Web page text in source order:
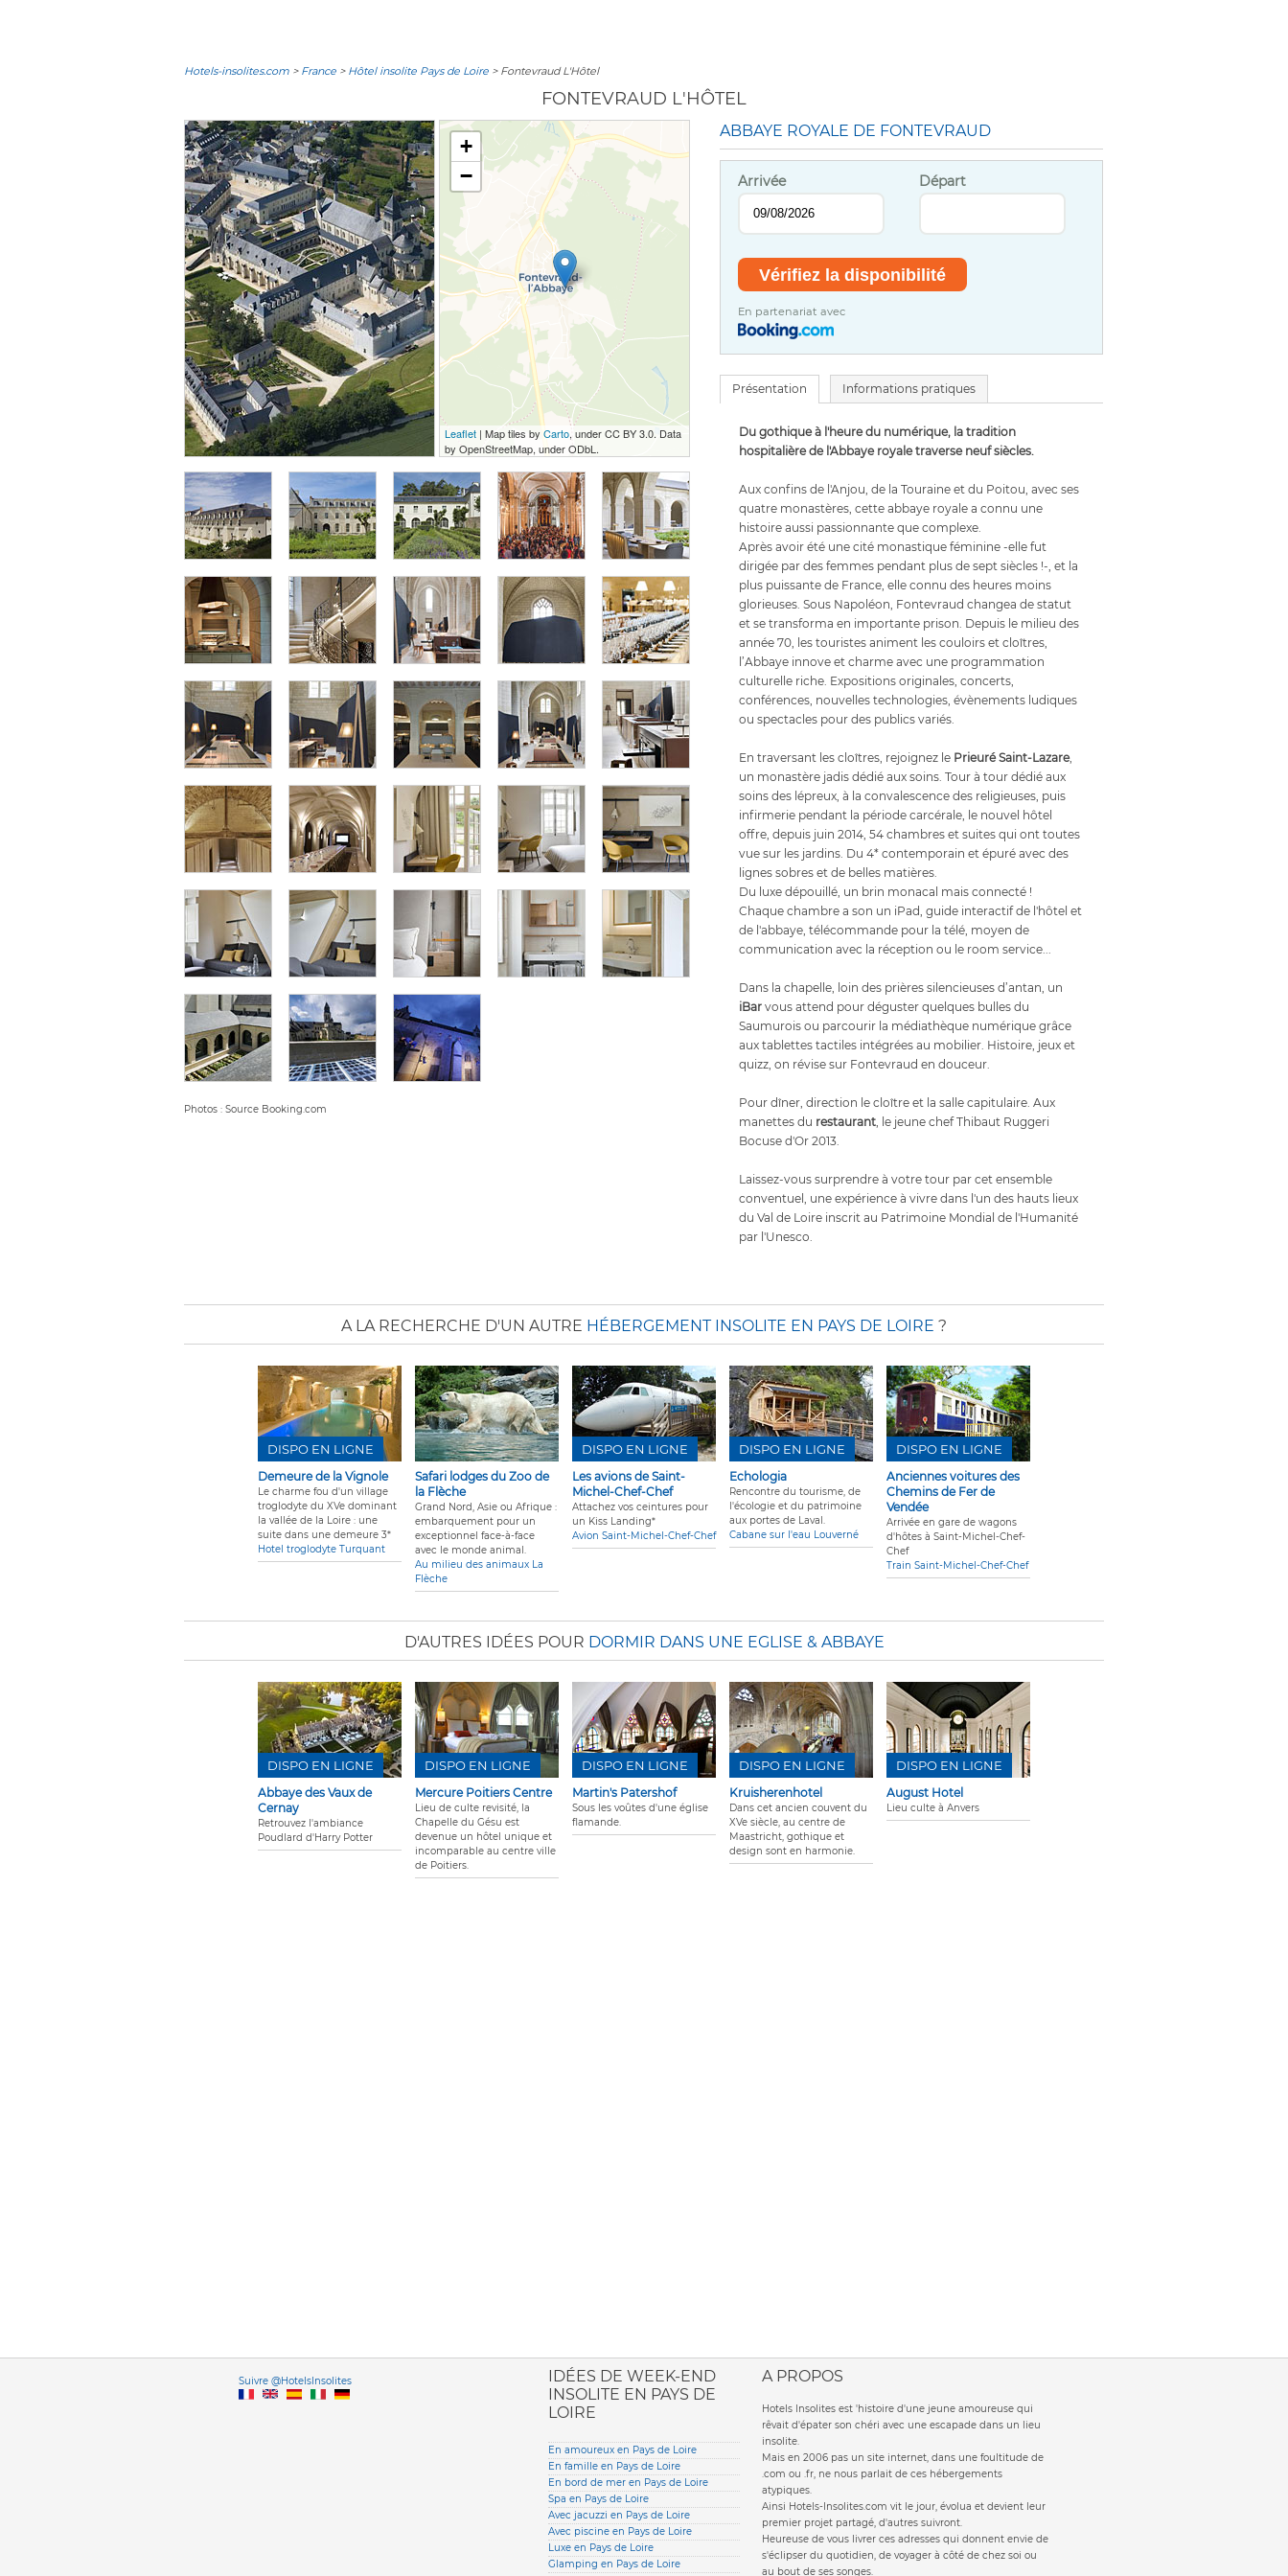
Hotels-insolites.com > France > Hôtel insolite Pays de Loire > Fontevraud L'Hôtel
FONTEVRAUD L'HÔTEL
+
−
Leaflet | Map tiles by Carto, under CC BY 3.0. Data
by OpenStreetMap, under ODbL.
Photos : Source Booking.com
ABBAYE ROYALE DE FONTEVRAUD
Arrivée Départ
En partenariat avec
Présentation Informations pratiques
Du gothique à l'heure du numérique, la tradition
hospitalière de l'Abbaye royale traverse neuf siècles.
Aux confins de l'Anjou, de la Touraine et du Poitou, avec ses
quatre monastères, cette abbaye royale a connu une
histoire aussi passionnante que complexe.
Après avoir été une cité monastique féminine -elle fut
dirigée par des femmes pendant plus de sept siècles !-, et la
plus puissante de France, elle connu des heures moins
glorieuses. Sous Napoléon, Fontevraud changea de statut
et se transforma en importante prison. Depuis le milieu des
année 70, les touristes animent les couloirs et cloîtres,
l’Abbaye innove et charme avec une programmation
culturelle riche. Expositions originales, concerts,
conférences, nouvelles technologies, évènements ludiques
ou spectacles pour des publics variés.
En traversant les cloîtres, rejoignez le Prieuré Saint-Lazare,
un monastère jadis dédié aux soins. Tour à tour dédié aux
soins des lépreux, à la convalescence des religieuses, puis
infirmerie pendant la période carcérale, le nouvel hôtel
offre, depuis juin 2014, 54 chambres et suites qui ont toutes
vue sur les jardins. Du 4* contemporain et épuré avec des
lignes sobres et de belles matières.
Du luxe dépouillé, un brin monacal mais connecté !
Chaque chambre a son un iPad, guide interactif de l'hôtel et
de l'abbaye, télécommande pour la télé, moyen de
communication avec la réception ou le room service...
Dans la chapelle, loin des prières silencieuses d’antan, un
iBar vous attend pour déguster quelques bulles du
Saumurois ou parcourir la médiathèque numérique grâce
aux tablettes tactiles intégrées au mobilier. Histoire, jeux et
quizz, on révise sur Fontevraud en douceur.
Pour dîner, direction le cloître et la salle capitulaire. Aux
manettes du restaurant, le jeune chef Thibaut Ruggeri
Bocuse d'Or 2013.
Laissez-vous surprendre à votre tour par cet ensemble
conventuel, une expérience à vivre dans l'un des hauts lieux
du Val de Loire inscrit au Patrimoine Mondial de l'Humanité
par l'Unesco.
A LA RECHERCHE D'UN AUTRE HÉBERGEMENT INSOLITE EN PAYS DE LOIRE ?
Demeure de la Vignole
Le charme fou d'un village
troglodyte du XVe dominant
la vallée de la Loire : une
suite dans une demeure 3*
Hotel troglodyte Turquant
DISPO EN LIGNE
Safari lodges du Zoo de
la Flèche
Grand Nord, Asie ou Afrique :
embarquement pour un
exceptionnel face-à-face
avec le monde animal.
Au milieu des animaux La
Flèche
Les avions de Saint-
Michel-Chef-Chef
Attachez vos ceintures pour
un Kiss Landing*
Avion Saint-Michel-Chef-Chef
DISPO EN LIGNE
Echologia
Rencontre du tourisme, de
l'écologie et du patrimoine
aux portes de Laval.
Cabane sur l'eau Louverné
DISPO EN LIGNE
Anciennes voitures des
Chemins de Fer de
Vendée
Arrivée en gare de wagons
d'hôtes à Saint-Michel-Chef-
Chef
Train Saint-Michel-Chef-Chef
DISPO EN LIGNE
D'AUTRES IDÉES POUR DORMIR DANS UNE EGLISE & ABBAYE
Abbaye des Vaux de
Cernay
Retrouvez l'ambiance
Poudlard d'Harry Potter
DISPO EN LIGNE
Mercure Poitiers Centre
Lieu de culte revisité, la
Chapelle du Gésu est
devenue un hôtel unique et
incomparable au centre ville
de Poitiers.
DISPO EN LIGNE
Martin's Patershof
Sous les voûtes d'une église
flamande.
DISPO EN LIGNE
Kruisherenhotel
Dans cet ancien couvent du
XVe siècle, au centre de
Maastricht, gothique et
design sont en harmonie.
DISPO EN LIGNE
August Hotel
Lieu culte à Anvers
DISPO EN LIGNE
Suivre @HotelsInsolitesVersione italiana
IDÉES DE WEEK-END
INSOLITE EN PAYS DE
LOIRE
En amoureux en Pays de Loire
En famille en Pays de Loire
En bord de mer en Pays de Loire
Spa en Pays de Loire
Avec jacuzzi en Pays de Loire
Avec piscine en Pays de Loire
Luxe en Pays de Loire
Glamping en Pays de Loire
A PROPOS
Hotels Insolites est 'histoire d'une jeune amoureuse qui
rêvait d'épater son chéri avec une escapade dans un lieu
insolite.
Mais en 2006 pas un site internet, dans une foultitude de
.com ou .fr, ne nous parlait de ces hébergements
atypiques.
Ainsi Hotels-Insolites.com vit le jour, évolua et devient leur
premier projet partagé, d'autres suivront.
Heureuse de vous livrer ces adresses qui donnent envie de
s'éclipser du quotidien, de voyager à côté de chez soi ou
au bout de ses songes.